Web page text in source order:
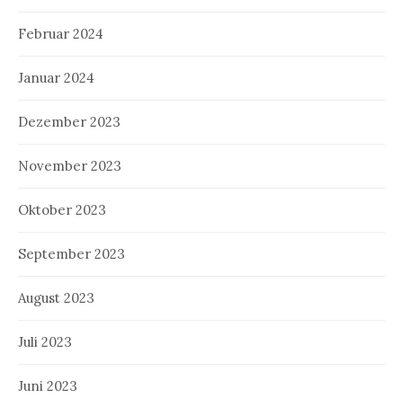
Februar 2024
Januar 2024
Dezember 2023
November 2023
Oktober 2023
September 2023
August 2023
Juli 2023
Juni 2023